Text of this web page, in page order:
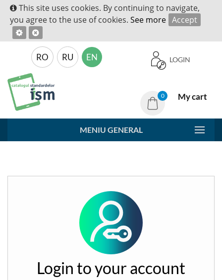
This site uses cookies. By continuing to navigate,
you agree to the use of cookies. See more Accept
LOGIN
RO RU EN
0 My cart
MENIU GENERAL
Login to your account